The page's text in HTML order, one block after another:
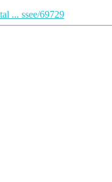
... ssee/69729